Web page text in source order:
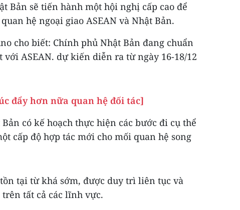
Bản sẽ tiến hành một hội nghị cấp cao để
hệ ngoại giao ASEAN và Nhật Bản.
cho biết: Chính phủ Nhật Bản đang chuẩn
ASEAN. dự kiến diễn ra từ ngày 16-18/12
đẩy hơn nữa quan hệ đối tác]
có kế hoạch thực hiện các bước đi cụ thể
cấp độ hợp tác mới cho mối quan hệ song
tại từ khá sớm, được duy trì liên tục và
tất cả các lĩnh vực.